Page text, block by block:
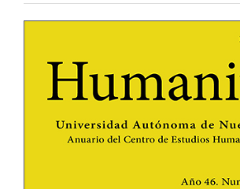
Barra
lateral
del
artículo